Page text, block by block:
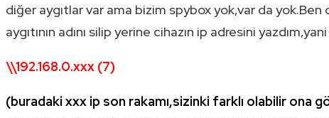
diğer aygıtlar var ama bizim spybox yok,var da yok.Ben
aygıtının adını silip yerine cihazın ip adresini
\\192.168.0.xxx (7)
(buradaki xxx ip son rakamı,sizinki farklı olabilir ona